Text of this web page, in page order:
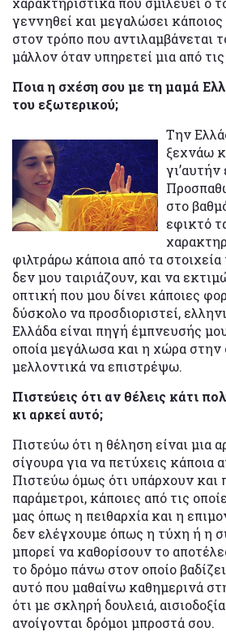
γεννηθεί και μεγαλώσει
στον τρόπο που αντιλαμβάνεται
μάλλον όταν υπηρετεί μια από
Ποια η σχέση σου με τη μαμά
του εξωτερικού;
Την
ξεχνάω
γι’αυτήν
στο
εφικτό
φιλτράρω κάποια από τα
δεν μου ταιριάζουν, και να
οπτική που μου δίνει κάποιες
δύσκολο να προσδιοριστεί,
Ελλάδα είναι πηγή έμπνευσής
οποία μεγάλωσα και η χώρα στην
μελλοντικά να επιστρέψω.
Πιστεύεις ότι αν θέλεις κάτι
κι αρκεί αυτό;
Πιστεύω ότι η θέληση είναι μια
σίγουρα για να πετύχεις κάποια
Πιστεύω όμως ότι υπάρχουν και
παράμετροι, κάποιες από τις
μας όπως η πειθαρχία και η
δεν ελέγχουμε όπως η τύχη ή η
μπορεί να καθορίσουν το
το δρόμο πάνω στον οποίο
αυτό που μαθαίνω καθημερινά
ότι με σκληρή δουλειά,
ανοίγονται δρόμοι μπροστά σου.